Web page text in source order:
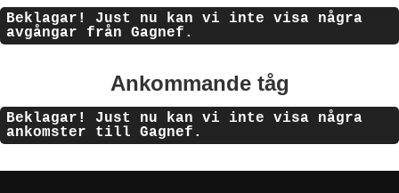
Beklagar! Just nu kan vi inte visa några
avgångar från Gagnef.
Ankommande tåg
Beklagar! Just nu kan vi inte visa några
ankomster till Gagnef.